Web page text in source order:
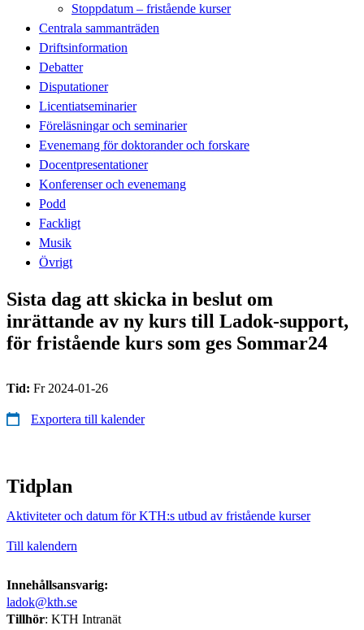
Stoppdatum – fristående kurser
Centrala sammanträden
Driftsinformation
Debatter
Disputationer
Licentiatseminarier
Föreläsningar och seminarier
Evenemang för doktorander och forskare
Docentpresentationer
Konferenser och evenemang
Podd
Fackligt
Musik
Övrigt
Sista dag att skicka in beslut om
inrättande av ny kurs till Ladok-support,
för fristående kurs som ges Sommar24
Tid: Fr 2024-01-26
Exportera till kalender
Tidplan
Aktiviteter och datum för KTH:s utbud av fristående kurser
Till kalendern
Innehållsansvarig:
ladok@kth.se
Tillhör: KTH Intranät